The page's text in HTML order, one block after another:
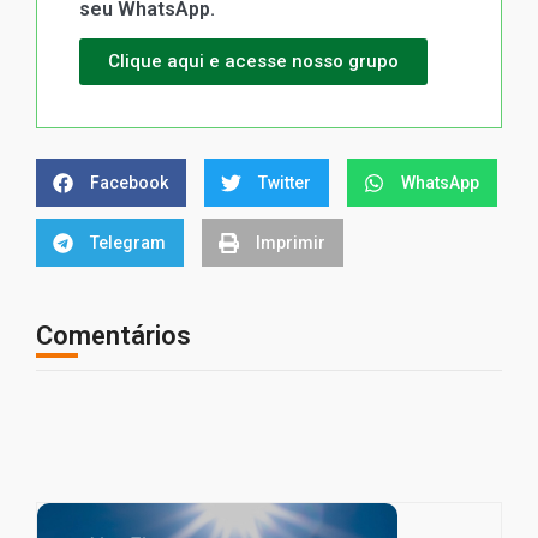
seu WhatsApp.
Clique aqui e acesse nosso grupo
Facebook Twitter WhatsApp
Telegram Imprimir
Comentários